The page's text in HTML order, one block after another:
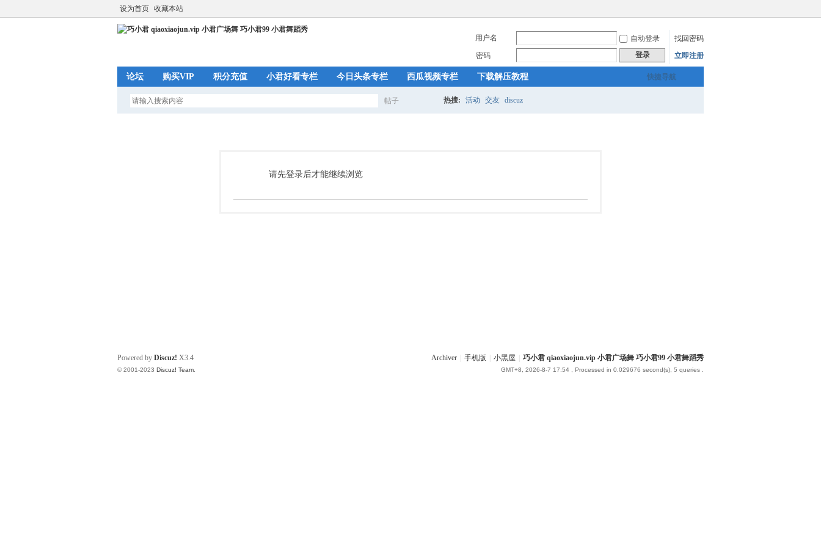
设为首页 收藏本站
用户名 自动登录
找回密码
密码
登录 立即注册
快捷导航
论坛 购买VIP 积分充值 小君好看专栏 今日头条专栏 西瓜视频专栏 下载解压教程
帖子 热搜: 活动 交友 discuz
请先登录后才能继续浏览
Archiver 手机版 小黑屋 巧小君 qiaoxiaojun.vip 小君广场舞 巧小君99 小君舞蹈秀
GMT+8, 2026-8-7 17:54 , Processed in 0.029676 second(s), 5 queries .
Powered by Discuz! X3.4
© 2001-2023 Discuz! Team